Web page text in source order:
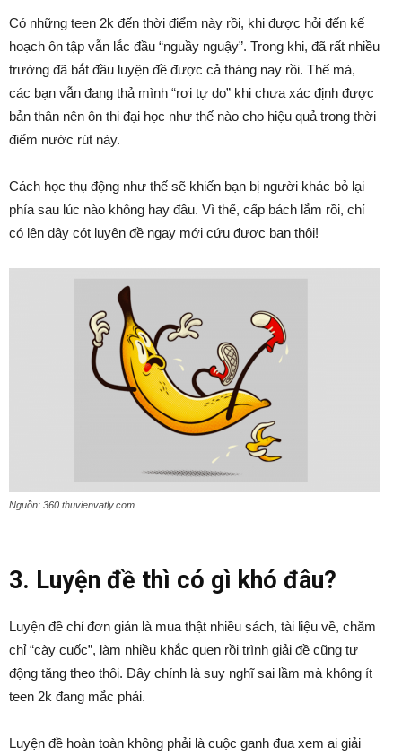
Có những teen 2k đến thời điểm này rồi, khi được hỏi đến kế
hoạch ôn tập vẫn lắc đầu “nguầy nguậy”. Trong khi, đã rất nhiều
trường đã bắt đầu luyện đề được cả tháng nay rồi. Thế mà,
các bạn vẫn đang thả mình “rơi tự do” khi chưa xác định được
bản thân nên ôn thi đại học như thế nào cho hiệu quả trong thời
điểm nước rút này.
Cách học thụ động như thế sẽ khiến bạn bị người khác bỏ lại
phía sau lúc nào không hay đâu. Vì thế, cấp bách lắm rồi, chỉ
có lên dây cót luyện đề ngay mới cứu được bạn thôi!
Nguồn: 360.thuvienvatly.com
3. Luyện đề thì có gì khó đâu?
Luyện đề chỉ đơn giản là mua thật nhiều sách, tài liệu về, chăm
chỉ “cày cuốc”, làm nhiều khắc quen rồi trình giải đề cũng tự
động tăng theo thôi. Đây chính là suy nghĩ sai lầm mà không ít
teen 2k đang mắc phải.
Luyện đề hoàn toàn không phải là cuộc ganh đua xem ai giải